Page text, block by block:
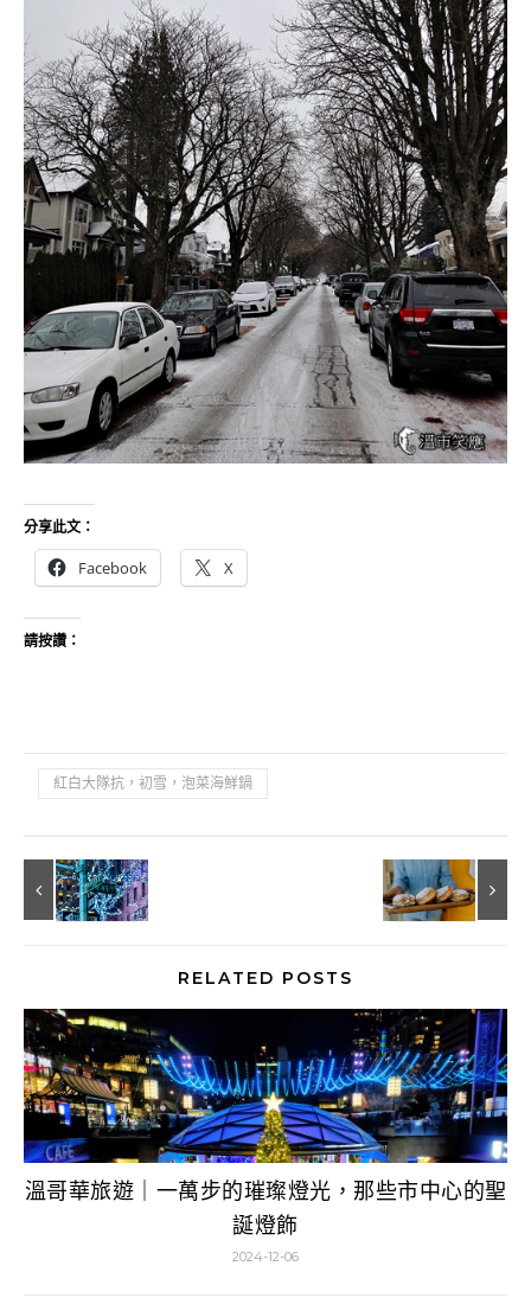
分享此文：
Facebook X
請按讚：
紅白大隊抗，初雪，泡菜海鮮鍋
RELATED POSTS
溫哥華旅遊｜一萬步的璀璨燈光，那些市中心的聖
誕燈飾
2024-12-06